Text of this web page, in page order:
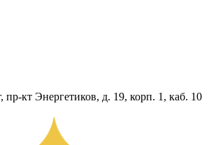
пр-кт Энергетиков, д. 19, корп. 1, каб. 10